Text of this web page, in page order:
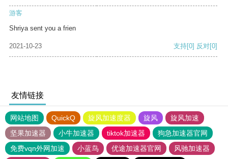
游客
Shriya sent you a frien
2021-10-23 支持[0] 反对[0]
友情链接
网站地图 QuickQ 旋风加速度器 旋风
旋风加速
坚果加速器
小牛加速器 tiktok加速器
狗急加速器官网
免费vqn外网加速
小蓝鸟 优途加速器官网
风驰加速器